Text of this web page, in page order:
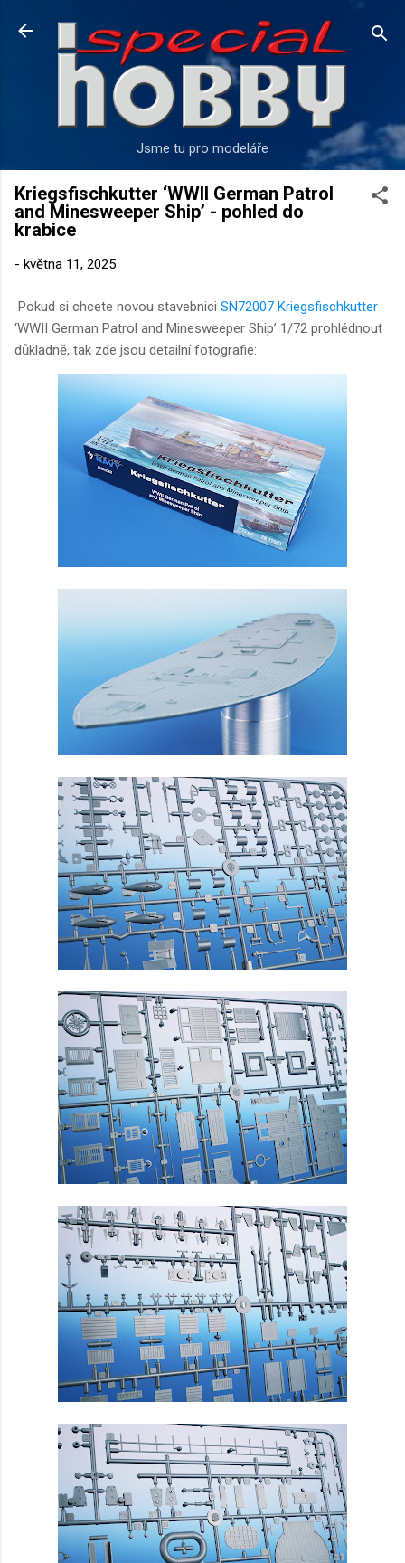
Přeskočit na hlavní obsah
Jsme tu pro modeláře
Kriegsfischkutter ‘WWII German Patrol
and Minesweeper Ship’ - pohled do
krabice
- května 11, 2025
Pokud si chcete novou stavebnici SN72007 Kriegsfischkutter
‘WWII German Patrol and Minesweeper Ship’ 1/72 prohlédnout
důkladně, tak zde jsou detailní fotografie: